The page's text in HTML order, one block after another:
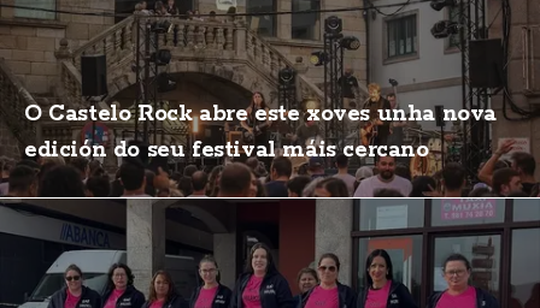
O Castelo Rock abre este xoves unha nova
edición do seu festival máis cercano